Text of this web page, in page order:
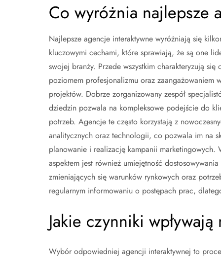
Co wyróżnia najlepsze
Najlepsze agencje interaktywne wyróżniają się
kluczowymi cechami, które sprawiają, że są one
swojej branży. Przede wszystkim charakteryzują się
poziomem profesjonalizmu oraz zaangażowaniem
projektów. Dobrze zorganizowany zespół
dziedzin pozwala na kompleksowe podejście do
potrzeb. Agencje te często korzystają z
analitycznych oraz technologii, co pozwala im na
planowanie i realizację kampanii marketingowych.
aspektem jest również umiejętność
zmieniających się warunków rynkowych oraz
regularnym informowaniu o postępach prac,
Jakie czynniki
Wybór odpowiedniej agencji interaktywnej to